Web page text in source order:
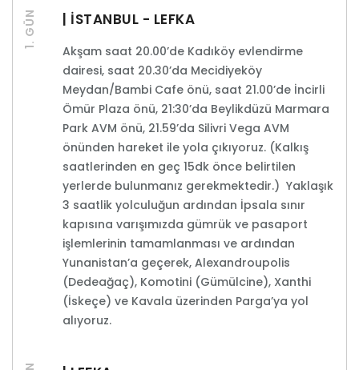
1. GÜN | İSTANBUL - LEFKA
Akşam saat 20.00’de Kadıköy evlendirme
dairesi, saat 20.30’da Mecidiyeköy
Meydan/Bambi Cafe önü, saat 21.00’de İncirli
Ömür Plaza önü, 21:30’da Beylikdüzü Marmara
Park AVM önü, 21.59’da Silivri Vega AVM
önünden hareket ile yola çıkıyoruz. (Kalkış
saatlerinden en geç 15dk önce belirtilen
yerlerde bulunmanız gerekmektedir.) Yaklaşık
3 saatlik yolculuğun ardından İpsala sınır
kapısına varışımızda gümrük ve pasaport
işlemlerinin tamamlanması ve ardından
Yunanistan’a geçerek, Alexandroupolis
(Dedeağaç), Komotini (Gümülcine), Xanthi
(İskeçe) ve Kavala üzerinden Parga’ya yol
alıyoruz.